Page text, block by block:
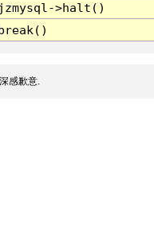
jzmysql->halt()
感歉意.